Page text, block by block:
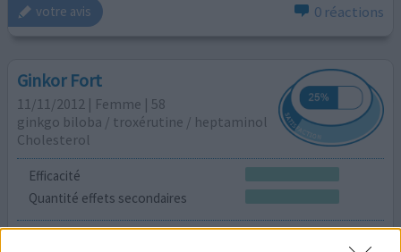
votre avis 0 réactions
Ginkor Fort
11/11/2012 | Femme | 58
ginkgo biloba / troxérutine / heptaminol
Cholesterol
Efficacité
Quantité effets secondaires